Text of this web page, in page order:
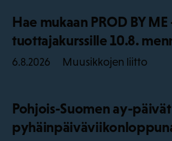
Hae mukaan PROD BY ME
tuottajakurssille 10.8.
6.8.2026 Muusikkojen liitto
Pohjois-Suomen ay-päivät